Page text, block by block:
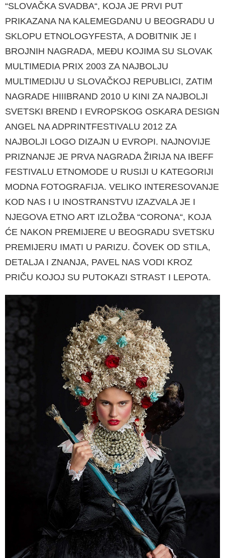
“SLOVAČKA SVADBA“, KOJA JE PRVI PUT
PRIKAZANA NA KALEMEGDANU U BEOGRADU U
SKLOPU ETNOLOGYFESTA, A DOBITNIK JE I
BROJNIH NAGRADA, MEĐU KO­JIMA SU SLOVAK
MULTIMEDIA PRIX 2003 ZA NAJBOLJU
MULTIMEDIJU U SLOVAČKOJ REPU­BLICI, ZATIM
NAGRADE HIIIBRAND 2010 U KINI ZA NAJBOLJI
SVETSKI BREND I EVROPSKOG OSKARA DESIGN
ANGEL NA ADPRINTFESTIVALU 2012 ZA
NAJBOLJI LOGO DIZAJN U EVROPI. NAJNOVIJE
PRIZNANJE JE PRVA NAGRADA ŽIRIJA NA IBEFF
FESTIVALU ETNOMODE U RU­SIJI U KATEGORIJI
MODNA FOTOGRAFIJA. VELIKO INTERESOVANJE
KOD NAS I U INOSTRAN­STVU IZAZVALA JE I
NJEGOVA ETNO ART IZLOŽBA “CORONA“, KOJA
ĆE NAKON PREMIJERE U BEOGRADU SVETSKU
PREMIJERU IMATI U PARIZU. ČOVEK OD STILA,
DETALJA I ZNANJA, PAVEL NAS VODI KROZ
PRIČU KOJOJ SU PUTOKAZI STRAST I LEPOTA.